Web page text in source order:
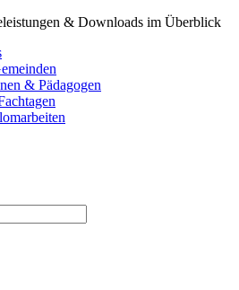
& Downloads im Überblick
& Pädagogen